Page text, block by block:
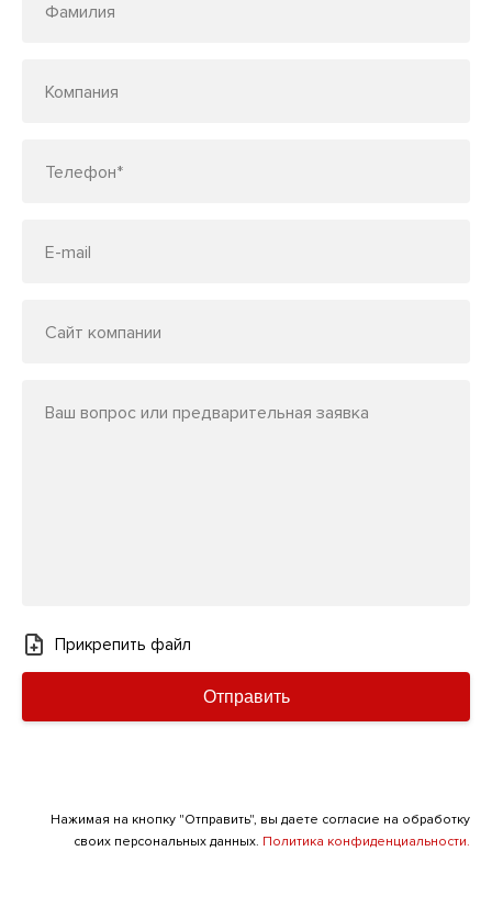
Фамилия
Компания
Телефон*
E-mail
Сайт компании
Ваш вопрос или предварительная заявка
Прикрепить файл
Отправить
Нажимая на кнопку "Отправить", вы даете согласие на обработку
своих персональных данных. Политика конфиденциальности.